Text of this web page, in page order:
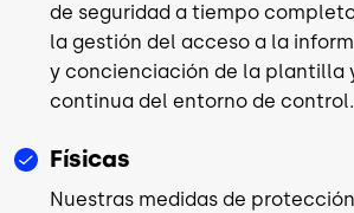
de seguridad a tiempo
la gestión del acceso a la
y concienciación de la plantilla
continua del entorno de control.
Físicas
Nuestras medidas de